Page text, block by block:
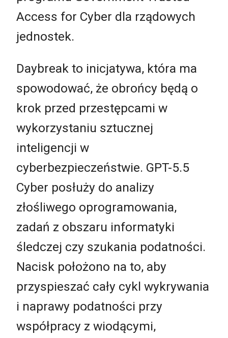
Access for Cyber dla rządowych
jednostek.
Daybreak to inicjatywa, która ma
spowodować, że obrońcy będą o
krok przed przestępcami w
wykorzystaniu sztucznej
inteligencji w
cyberbezpieczeństwie. GPT-5.5
Cyber posłuży do analizy
złośliwego oprogramowania,
zadań z obszaru informatyki
śledczej czy szukania podatności.
Nacisk położono na to, aby
przyspieszać cały cykl wykrywania
i naprawy podatności przy
współpracy z wiodącymi,